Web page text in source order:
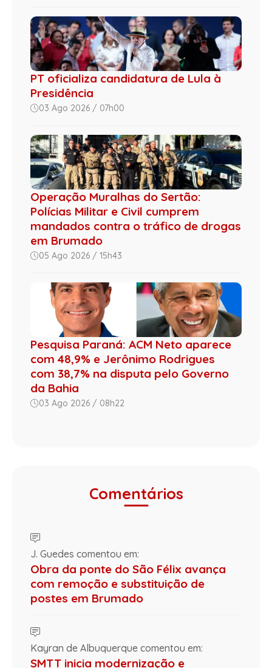
PT oficializa candidatura de Lula à
Presidência
03 Ago 2026 / 07h00
Operação Muralhas do Sertão:
Polícias Militar e Civil cumprem
mandados contra o tráfico de drogas
em Brumado
05 Ago 2026 / 15h43
Pesquisa Paraná: ACM Neto aparece
com 48,9% e Jerônimo Rodrigues
com 38,7% na disputa pelo Governo
da Bahia
03 Ago 2026 / 08h22
Comentários
J. Guedes comentou em:
Obra da ponte do São Félix avança
com remoção e substituição de
postes em Brumado
Kayran de Albuquerque comentou em:
SMTT inicia modernização e